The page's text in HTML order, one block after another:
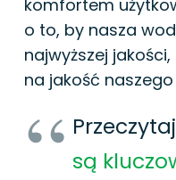
komfortem
o to, by nasza
najwyższej
na jakość naszego
są